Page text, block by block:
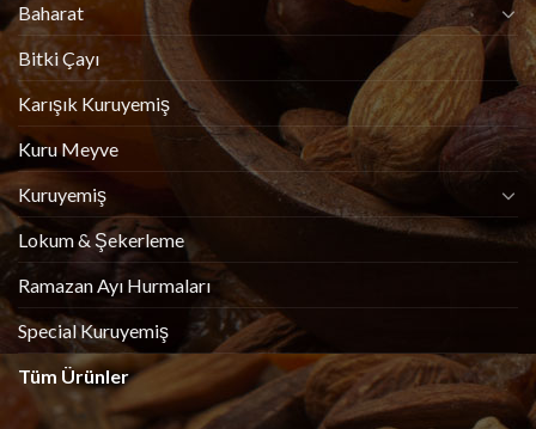
Baharat
Bitki Çayı
Karışık Kuruyemiş
Kuru Meyve
Kuruyemiş
Lokum & Şekerleme
Ramazan Ayı Hurmaları
Special Kuruyemiş
Tüm Ürünler